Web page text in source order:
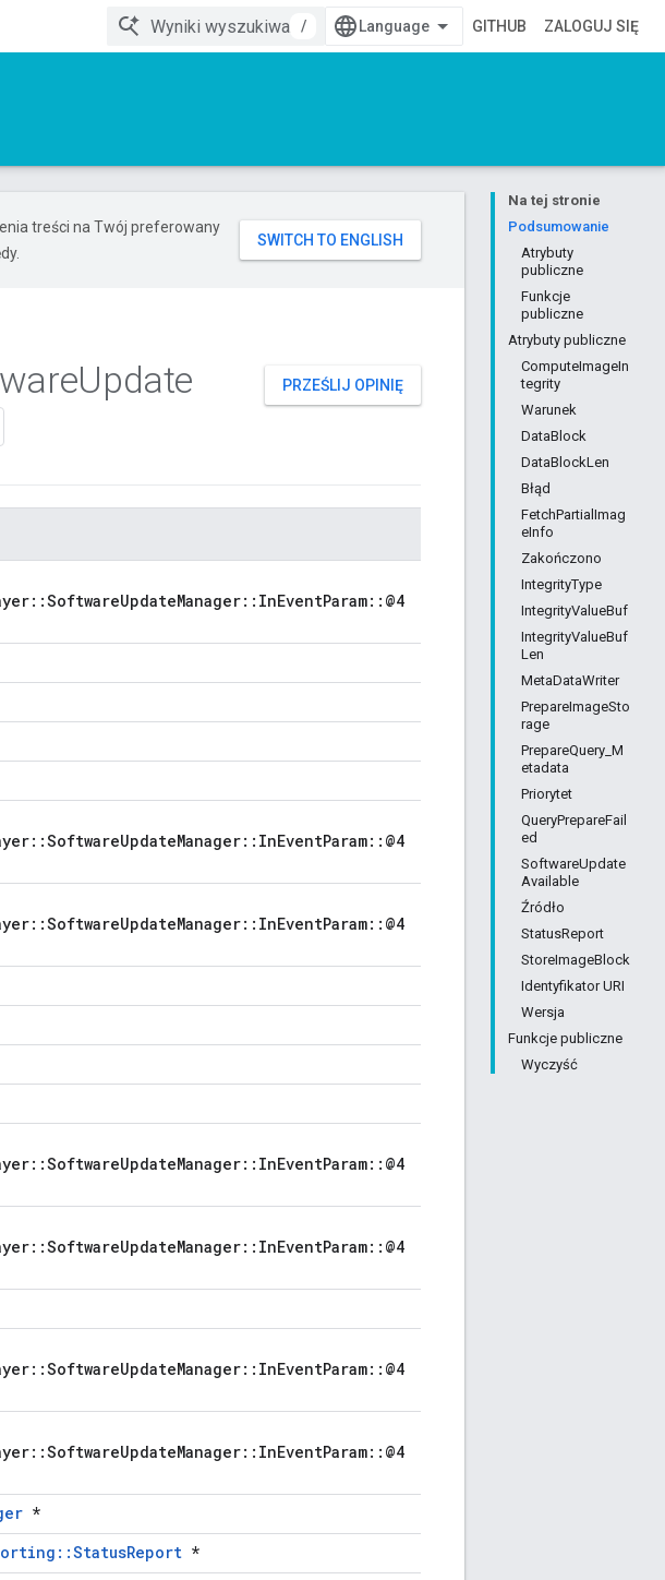
/
GITHUB ZALOGUJ SIĘ
Na tej stronie
Podsumowanie
Atrybuty
publiczne
Funkcje
publiczne
Atrybuty publiczne
ComputeImageIn
tegrity
Warunek
DataBlock
DataBlockLen
Błąd
FetchPartialImag
eInfo
Zakończono
IntegrityType
IntegrityValueBuf
IntegrityValueBuf
Len
MetaDataWriter
PrepareImageSto
rage
PrepareQuery_M
etadata
Priorytet
QueryPrepareFail
ed
SoftwareUpdate
Available
Źródło
StatusReport
StoreImageBlock
Identyfikator URI
Wersja
Funkcje publiczne
Wyczyść
treści na Twój preferowany
PRZEŚLIJ OPINIĘ
Update
*
*